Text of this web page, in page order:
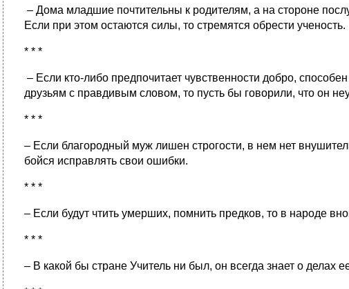
– Дома младшие почтительны к родителям, а на стороне
Если при этом остаются силы, то стремятся обрести ученость.
* * *
– Если кто-либо предпочитает чувственности добро,
друзьям с правдивым словом, то пусть бы говорили, что он
* * *
– Если благородный муж лишен строгости, в нем нет
бойся исправлять свои ошибки.
* * *
– Если будут чтить умерших, помнить предков, то в народе
* * *
– В какой бы стране Учитель ни был, он всегда знает о